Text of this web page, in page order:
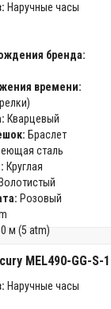
Наручные часы
бренда:
времени:
Кварцевый
Браслет
сталь
Круглая
Розовый
м (5 atm)
MEL490-GG-S-1
Наручные часы